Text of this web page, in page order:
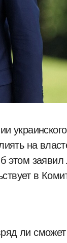
на
этом
в
ли сможет